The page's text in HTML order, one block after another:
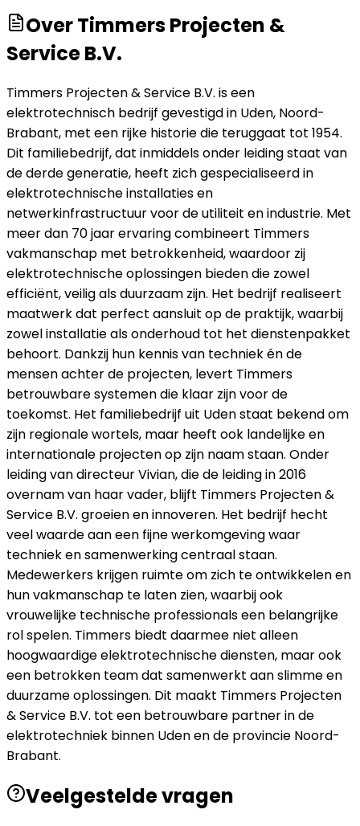
OverTimmers Projecten &
Service B.V.
Timmers Projecten & Service B.V. is een
elektrotechnisch bedrijf gevestigd in Uden, Noord-
Brabant, met een rijke historie die teruggaat tot 1954.
Dit familiebedrijf, dat inmiddels onder leiding staat van
de derde generatie, heeft zich gespecialiseerd in
elektrotechnische installaties en
netwerkinfrastructuur voor de utiliteit en industrie. Met
meer dan 70 jaar ervaring combineert Timmers
vakmanschap met betrokkenheid, waardoor zij
elektrotechnische oplossingen bieden die zowel
efficiënt, veilig als duurzaam zijn. Het bedrijf realiseert
maatwerk dat perfect aansluit op de praktijk, waarbij
zowel installatie als onderhoud tot het dienstenpakket
behoort. Dankzij hun kennis van techniek én de
mensen achter de projecten, levert Timmers
betrouwbare systemen die klaar zijn voor de
toekomst. Het familiebedrijf uit Uden staat bekend om
zijn regionale wortels, maar heeft ook landelijke en
internationale projecten op zijn naam staan. Onder
leiding van directeur Vivian, die de leiding in 2016
overnam van haar vader, blijft Timmers Projecten &
Service B.V. groeien en innoveren. Het bedrijf hecht
veel waarde aan een fijne werkomgeving waar
techniek en samenwerking centraal staan.
Medewerkers krijgen ruimte om zich te ontwikkelen en
hun vakmanschap te laten zien, waarbij ook
vrouwelijke technische professionals een belangrijke
rol spelen. Timmers biedt daarmee niet alleen
hoogwaardige elektrotechnische diensten, maar ook
een betrokken team dat samenwerkt aan slimme en
duurzame oplossingen. Dit maakt Timmers Projecten
& Service B.V. tot een betrouwbare partner in de
elektrotechniek binnen Uden en de provincie Noord-
Brabant.
Veelgestelde vragen